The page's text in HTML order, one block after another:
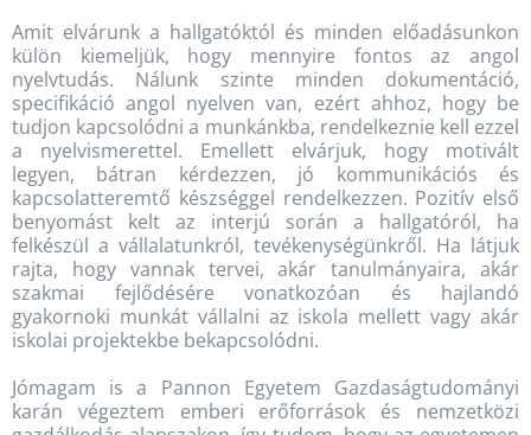
Amit elvárunk a hallgatóktól és minden előadásunkon
külön kiemeljük, hogy mennyire fontos az angol
nyelvtudás. Nálunk szinte minden dokumentáció,
specifikáció angol nyelven van, ezért ahhoz, hogy be
tudjon kapcsolódni a munkánkba, rendelkeznie kell ezzel
a nyelvismerettel. Emellett elvárjuk, hogy motivált
legyen, bátran kérdezzen, jó kommunikációs és
kapcsolatteremtő készséggel rendelkezzen. Pozitív első
benyomást kelt az interjú során a hallgatóról, ha
felkészül a vállalatunkról, tevékenységünkről. Ha látjuk
rajta, hogy vannak tervei, akár tanulmányaira, akár
szakmai fejlődésére vonatkozóan és hajlandó
gyakornoki munkát vállalni az iskola mellett vagy akár
iskolai projektekbe bekapcsolódni.
Jómagam is a Pannon Egyetem Gazdaságtudományi
karán végeztem emberi erőforrások és nemzetközi